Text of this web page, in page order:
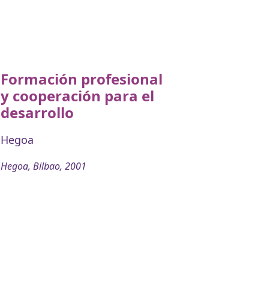
Formación profesional
y cooperación para el
desarrollo
Hegoa
Hegoa, Bilbao, 2001